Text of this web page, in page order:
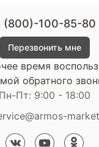
(800)-100-85-80
Перезвонить мне
время
обратного
Пн-Пт: 9:00 - 18:00